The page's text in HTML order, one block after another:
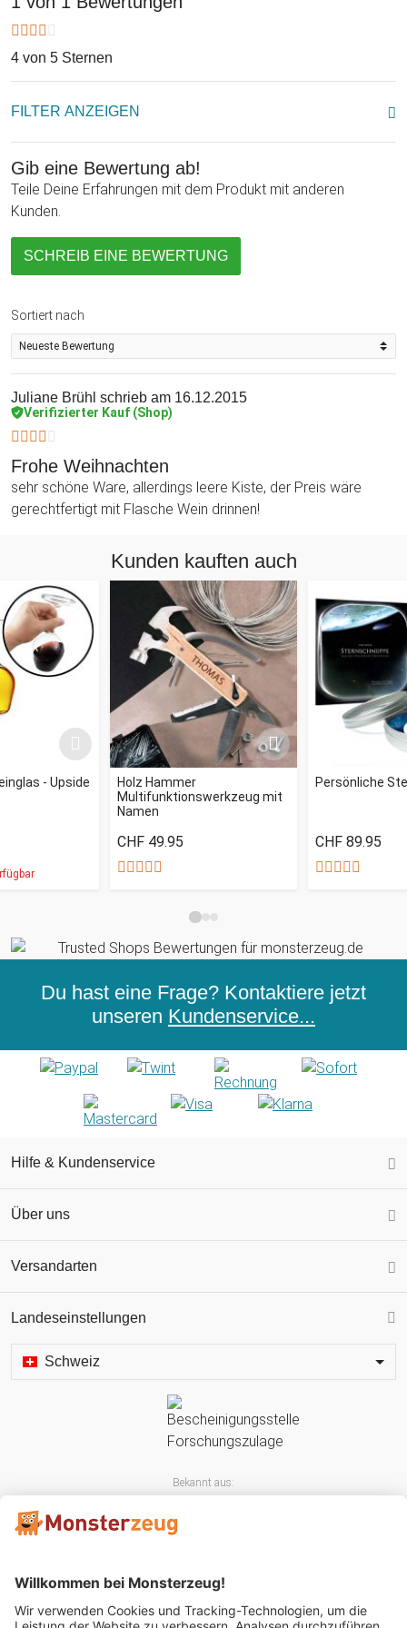
der edlen Echtholz Weinbox mit Weihnachtsgravur!
4 von 5 Sternen
FILTER ANZEIGEN
Gib eine Bewertung ab!
Teile Deine Erfahrungen mit dem Produkt mit anderen
Kunden.
SCHREIB EINE BEWERTUNG
Sortiert nach
Juliane Brühl schrieb am 16.12.2015
Verifizierter Kauf (Shop)
Frohe Weihnachten
sehr schöne Ware, allerdings leere Kiste, der Preis wäre
gerechtfertigt mit Flasche Wein drinnen!
Kunden kauften auch
- Upside
Holz Hammer
Multifunktionswerkzeug mit
Namen
CHF 49.95
Persönliche
CHF 89.95
Du hast eine Frage? Kontaktiere jetzt
unseren Kundenservice...
Hilfe & Kundenservice
Über uns
Versandarten
Landeseinstellungen
Schweiz
Bekannt aus: